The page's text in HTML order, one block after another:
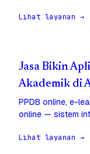
Lihat layanan →
Jasa Bikin
Akademik di
PPDB online, e-
online — sistem
Lihat layanan →